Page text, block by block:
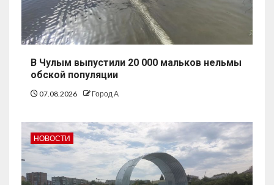
В Чулым выпустили 20 000 мальков нельмы
обской популяции
07.08.2026 Город А
НОВОСТИ